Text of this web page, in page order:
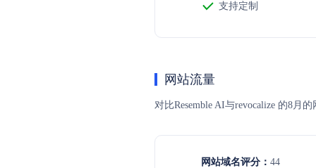
支持定制
网站流量
对比Resemble AI与revocalize 的8月
网站域名评分： 44